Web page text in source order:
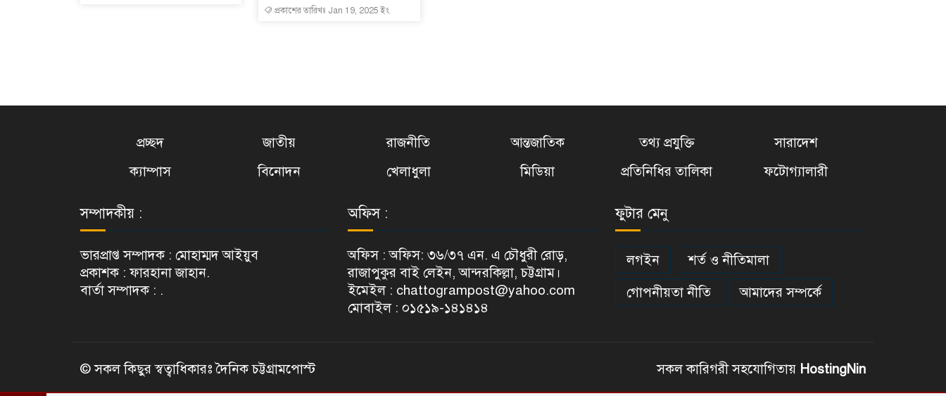
প্রকাশের তারিখঃ Jan 19, 2025 ইং
এটা স্কুল নয়, শাস্তিও নয়—
আবেগ ও দায়বদ্ধতাও বেশি :
চুয়েটের
12
এআইইউবিতে চাকরি মেলা
অনুষ্ঠিত
13
প্রচ্ছদ জাতীয় রাজনীতি আন্তজাতিক তথ্য প্রযুক্তি
সারাদেশ
ক্যাম্পাস
বিনোদন খেলাধুলা মিডিয়া প্রতিনিধির তালিকা ফটোগ্যালারী
সম্পাদকীয় :
ভারপ্রাপ্ত সম্পাদক : মোহাম্মদ আইয়ুব
প্রকাশক : ফারহানা জাহান.
বার্তা সম্পাদক : .
অফিস :
অফিস : অফিস: ৩৬/৩৭ এন. এ চৌধুরী রোড়,
রাজাপুকুর বাই লেইন, আন্দরকিল্লা, চট্টগ্রাম।
ইমেইল : chattogrampost@yahoo.com
মোবাইল : ০১৫১৯-১৪১৪১৪
ফুটার মেনু
লগইন
শর্ত ও নীতিমালা
গোপনীয়তা নীতি
আমাদের সম্পর্কে
© সকল কিছুর স্বত্বাধিকারঃ দৈনিক চট্টগ্রামপোস্ট সকল কারিগরী সহযোগিতায় HostingNin